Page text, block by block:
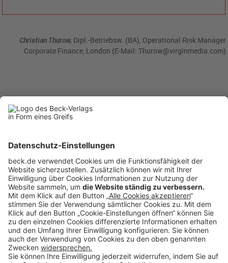
Christian Thurow, Dipl.-Betriebsw. (BA), Operational Risk Manager
Corporate Finance, London (E-Mail: Thurow@virginmedia.com)
BC5/2014
Anzeigen